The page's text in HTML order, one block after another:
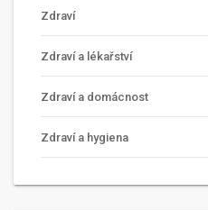
Zdraví
Zdraví a lékařství
Zdraví a domácnost
Zdraví a hygiena